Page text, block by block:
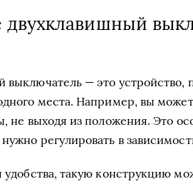
двухклавишный
выключатель — это устройство,
места. Например, вы
не выходя из положения. Это
регулировать в
удобства, такую конструкцию